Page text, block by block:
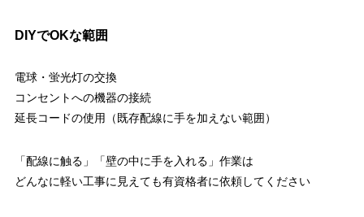
DIYでOKな範囲
電球・蛍光灯の交換
コンセントへの機器の接続
延長コードの使用（既存配線に手を加えない範囲）
「配線に触る」「壁の中に手を入れる」作業は
どんなに軽い工事に見えても有資格者に依頼してください